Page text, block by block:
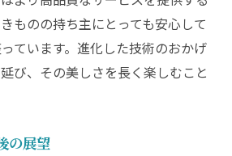
ものの持ち主にとっても安心して
ています。進化した技術のおかげ
び、その美しさを長く楽しむこと
の展望